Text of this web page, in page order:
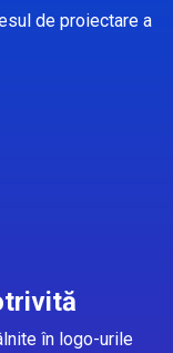
de proiectare a
în logo-urile